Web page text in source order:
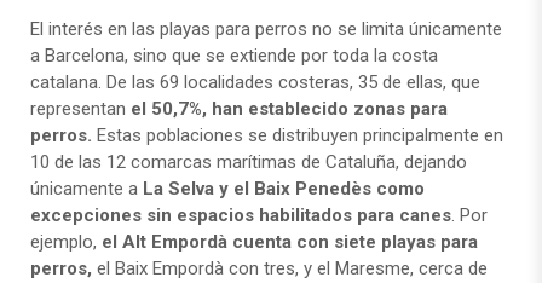
El interés en las playas para perros no se limita únicamente
a Barcelona, sino que se extiende por toda la costa
catalana. De las 69 localidades costeras, 35 de ellas, que
representan el 50,7%, han establecido zonas para
perros. Estas poblaciones se distribuyen principalmente en
10 de las 12 comarcas marítimas de Cataluña, dejando
únicamente a La Selva y el Baix Penedès como
excepciones sin espacios habilitados para canes. Por
ejemplo, el Alt Empordà cuenta con siete playas para
perros, el Baix Empordà con tres, y el Maresme, cerca de